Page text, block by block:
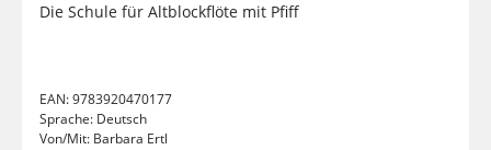
Die Schule für Altblockflöte mit Pfiff
EAN:9783920470177
Sprache: Deutsch
Von/Mit: Barbara Ertl